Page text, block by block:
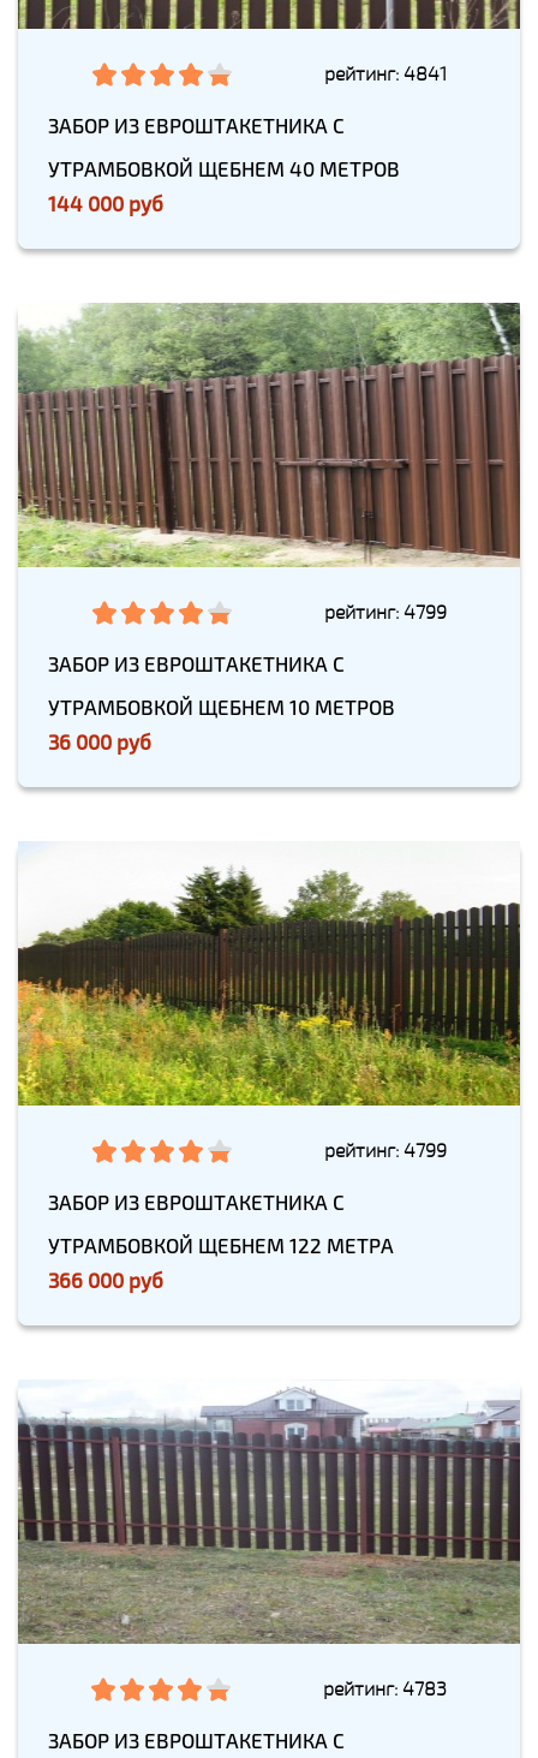
рейтинг: 4841
ЗАБОР ИЗ ЕВРОШТАКЕТНИКА С
УТРАМБОВКОЙ ЩЕБНЕМ 40 МЕТРОВ
144 000 руб
рейтинг: 4799
ЗАБОР ИЗ ЕВРОШТАКЕТНИКА С
УТРАМБОВКОЙ ЩЕБНЕМ 10 МЕТРОВ
36 000 руб
рейтинг: 4799
ЗАБОР ИЗ ЕВРОШТАКЕТНИКА С
УТРАМБОВКОЙ ЩЕБНЕМ 122 МЕТРА
366 000 руб
рейтинг: 4783
ЗАБОР ИЗ ЕВРОШТАКЕТНИКА С